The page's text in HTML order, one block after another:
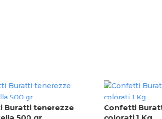
Buratti tenerezze
Confetti